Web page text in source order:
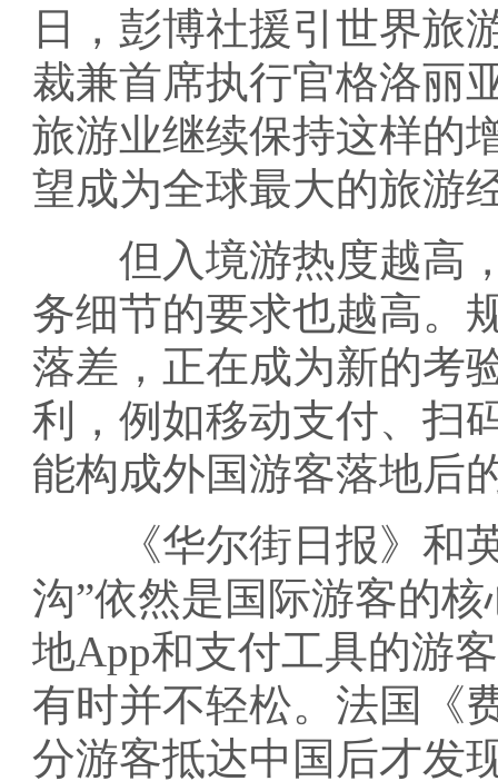
日，彭博社援引世界旅
裁兼首席执行官格洛丽
旅游业继续保持这样的
望成为全球最大的旅游
但入境游热度越高，
务细节的要求也越高。
落差，正在成为新的考
利，例如移动支付、扫
能构成外国游客落地后
《华尔街日报》和英
沟”依然是国际游客的
地App和支付工具的游
有时并不轻松。法国《
分游客抵达中国后才发